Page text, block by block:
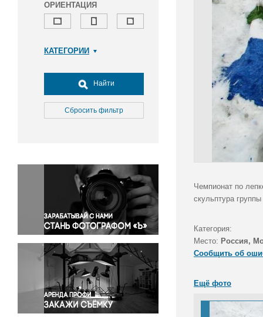
ОРИЕНТАЦИЯ
КАТЕГОРИИ
Досуг, туризм и отдых
Культура
Медицина
Окружающая среда
Политика
Правосудие
Происшествия и конфликты
Религия
Светская жизнь
Спорт
Экология
Экономика и бизнес
Найти
Сбросить фильтр
Чемпионат по
скульптура
Категория:
Место: Россия,
Сообщить об
Ещё фото